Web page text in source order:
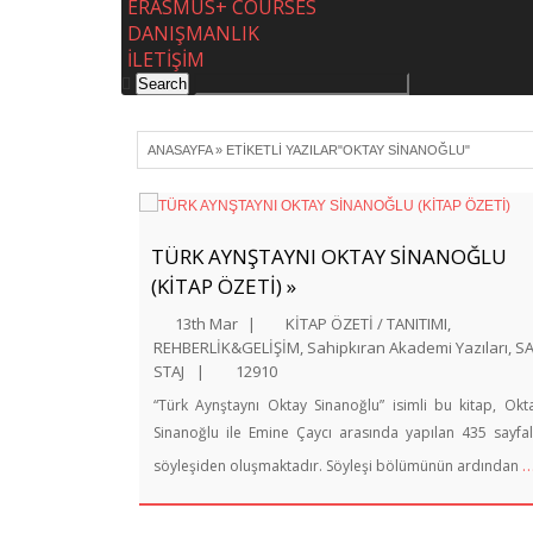
ERASMUS+ COURSES
DANIŞMANLIK
İLETİŞİM
ANASAYFA» ETIKETLI YAZILAR"OKTAY SINANOĞLU"
TÜRK AYNŞTAYNI OKTAY SİNANOĞLU
(KİTAP ÖZETİ) »
13th Mar | KİTAP ÖZETİ / TANITIMI,
REHBERLİK&GELİŞİM, Sahipkıran Akademi Yazıları,
STAJ
| 12910
“Türk Aynştaynı Oktay Sinanoğlu” isimli bu kitap,
Sinanoğlu ile Emine Çaycı arasında yapılan 435
söyleşiden oluşmaktadır. Söyleşi bölümünün ardından …